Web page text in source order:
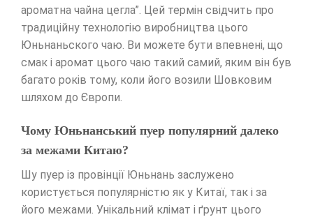
ароматна чайна цегла”. Цей термін свідчить про
традиційну технологію виробництва цього
Юньнаньского чаю. Ви можете бути впевнені, що
смак і аромат цього чаю такий самий, яким він був
багато років тому, коли його возили Шовковим
шляхом до Європи.
Чому Юньнанський пуер популярний далеко
за межами Китаю?
Шу пуер із провінції Юньнань заслужено
користується популярністю як у Китаї, так і за
його межами. Унікальний клімат і ґрунт цього